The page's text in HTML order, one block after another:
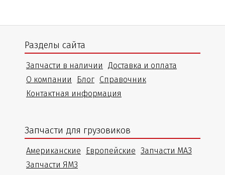
Разделы сайта
Запчасти в наличии
Доставка и оплата
О компании
Блог Справочник
Контактная информация
Запчасти для грузовиков
Американские Европейские Запчасти МАЗ
Запчасти ЯМЗ